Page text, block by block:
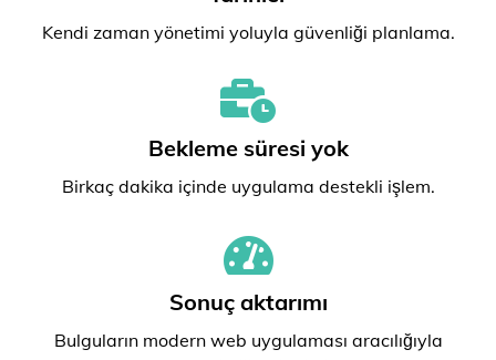
Kendi zaman yönetimi yoluyla güvenliği planlama.
Bekleme süresi yok
Birkaç dakika içinde uygulama destekli işlem.
Sonuç aktarımı
Bulguların modern web uygulaması aracılığıyla